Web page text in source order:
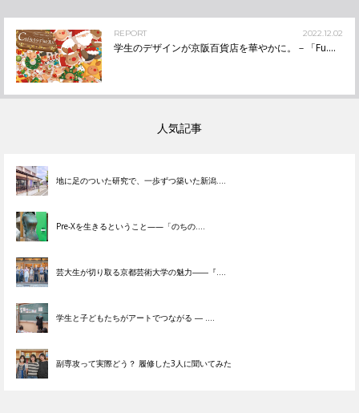
REPORT 2022.12.02
学生のデザインが京阪百貨店を華やかに。－「Fu....
人気記事
地に足のついた研究で、一歩ずつ築いた新潟....
Pre-Xを生きるということ——「のちの....
芸大生が切り取る京都芸術大学の魅力――『....
学生と子どもたちがアートでつながる ― ....
副専攻って実際どう？ 履修した3人に聞いてみた